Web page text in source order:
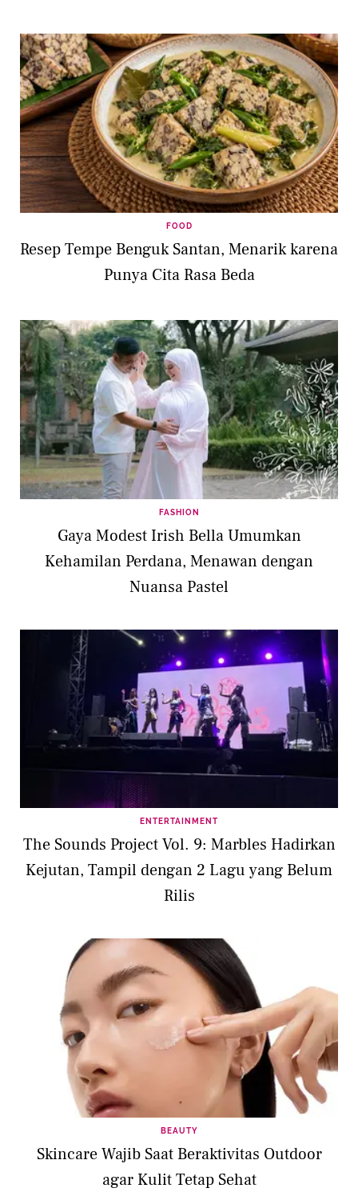
FOOD
Resep Tempe Benguk Santan, Menarik karena
Punya Cita Rasa Beda
FASHION
Gaya Modest Irish Bella Umumkan
Kehamilan Perdana, Menawan dengan
Nuansa Pastel
ENTERTAINMENT
The Sounds Project Vol. 9: Marbles Hadirkan
Kejutan, Tampil dengan 2 Lagu yang Belum
Rilis
BEAUTY
Skincare Wajib Saat Beraktivitas Outdoor
agar Kulit Tetap Sehat